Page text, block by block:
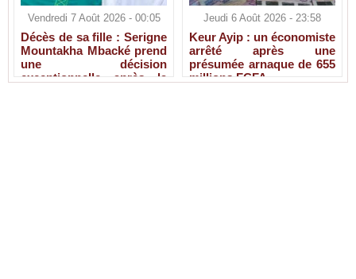
Vendredi 7 Août 2026 - 00:05
Décès de sa fille : Serigne
Mountakha Mbacké prend
une décision
exceptionnelle après la
Jeudi 6 Août 2026 - 23:58
Keur Ayip : un économiste
arrêté après une
présumée arnaque de 655
millions FCFA